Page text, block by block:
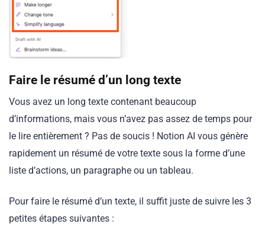
Faire le résumé d’un long texte
Vous avez un long texte contenant beaucoup
d’informations, mais vous n’avez pas assez de temps pour
le lire entièrement ? Pas de soucis ! Notion AI vous génère
rapidement un résumé de votre texte sous la forme d’une
liste d’actions, un paragraphe ou un tableau.
Pour faire le résumé d’un texte, il suffit juste de suivre les 3
petites étapes suivantes :